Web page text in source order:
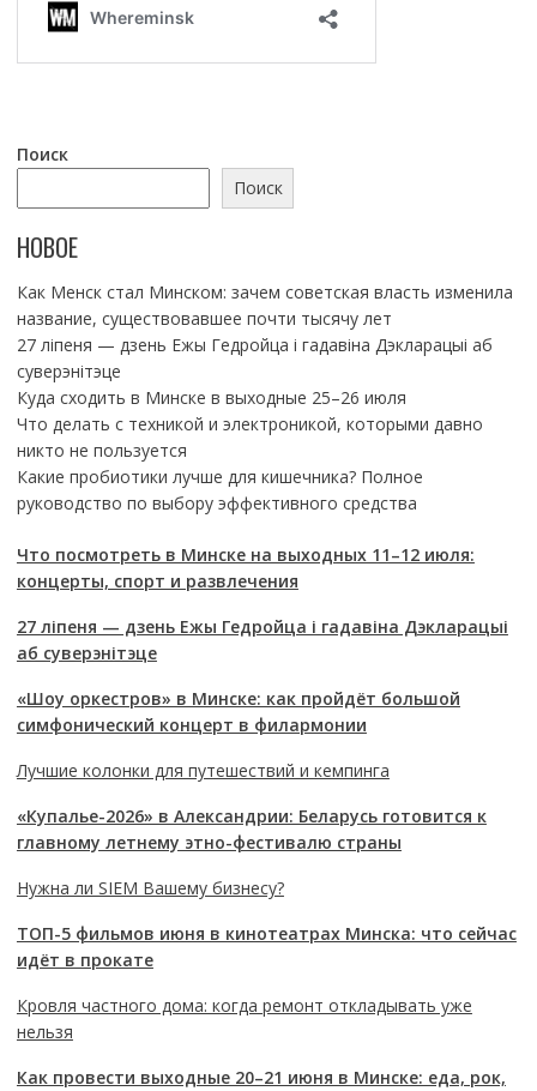
Поиск
Поиск
НОВОЕ
Как Менск стал Минском: зачем советская власть изменила
название, существовавшее почти тысячу лет
27 ліпеня — дзень Ежы Гедройца і гадавіна Дэкларацыі аб
суверэнітэце
Куда сходить в Минске в выходные 25–26 июля
Что делать с техникой и электроникой, которыми давно
никто не пользуется
Какие пробиотики лучше для кишечника? Полное
руководство по выбору эффективного средства
Что посмотреть в Минске на выходных 11–12 июля:
концерты, спорт и развлечения
27 ліпеня — дзень Ежы Гедройца і гадавіна Дэкларацыі
аб суверэнітэце
«Шоу оркестров» в Минске: как пройдёт большой
симфонический концерт в филармонии
Лучшие колонки для путешествий и кемпинга
«Купалье-2026» в Александрии: Беларусь готовится к
главному летнему этно-фестивалю страны
Нужна ли SIEM Вашему бизнесу?
ТОП-5 фильмов июня в кинотеатрах Минска: что сейчас
идёт в прокате
Кровля частного дома: когда ремонт откладывать уже
нельзя
Как провести выходные 20–21 июня в Минске: еда, рок,